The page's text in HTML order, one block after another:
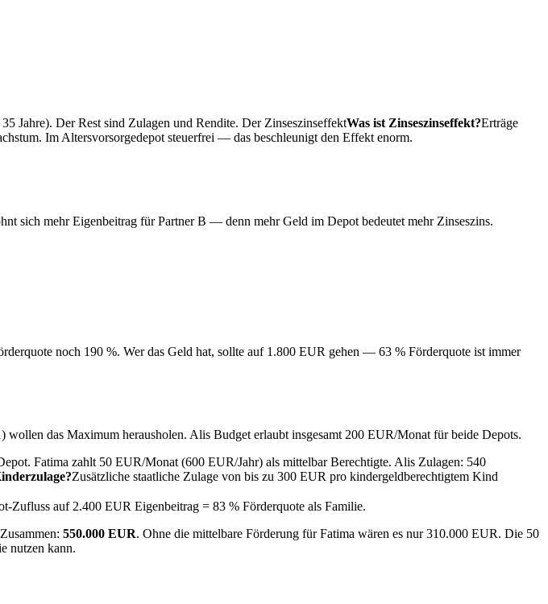
Jahre). Der Rest sind Zulagen und Rendite. Der ZinseszinseffektWas ist Zinseszinseffekt?Erträge
Im Altersvorsorgedepot steuerfrei — das beschleunigt den Effekt enorm.
sich mehr Eigenbeitrag für Partner B — denn mehr Geld im Depot bedeutet mehr Zinseszins.
noch 190 %. Wer das Geld hat, sollte auf 1.800 EUR gehen — 63 % Förderquote ist immer
das Maximum herausholen. Alis Budget erlaubt insgesamt 200 EUR/Monat für beide Depots.
Fatima zahlt 50 EUR/Monat (600 EUR/Jahr) als mittelbar Berechtigte. Alis Zulagen: 540
Zusätzliche staatliche Zulage von bis zu 300 EUR pro kindergeldberechtigtem Kind
Zufluss auf 2.400 EUR Eigenbeitrag = 83 % Förderquote als Familie.
550.000 EUR. Ohne die mittelbare Förderung für Fatima wären es nur 310.000 EUR. Die 50
nutzen kann.